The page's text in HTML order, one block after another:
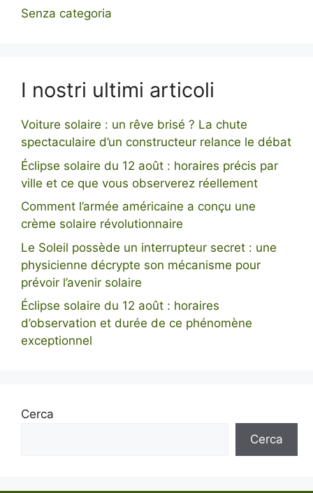
Senza categoria
I nostri ultimi articoli
Voiture solaire : un rêve brisé ? La chute
spectaculaire d’un constructeur relance le débat
Éclipse solaire du 12 août : horaires précis par
ville et ce que vous observerez réellement
Comment l’armée américaine a conçu une
crème solaire révolutionnaire
Le Soleil possède un interrupteur secret : une
physicienne décrypte son mécanisme pour
prévoir l’avenir solaire
Éclipse solaire du 12 août : horaires
d’observation et durée de ce phénomène
exceptionnel
Cerca
Cerca